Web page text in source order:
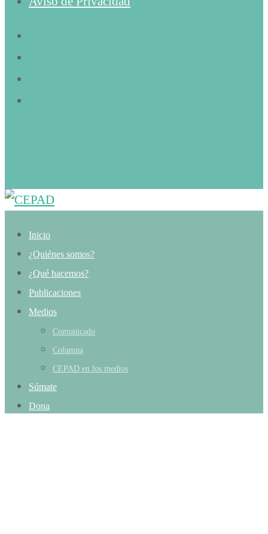
Inicio
¿Quiénes somos?
¿Qué hacemos?
Publicaciones
Medios
Comunicado
Columna
CEPAD en los medios
Súmate
Dona